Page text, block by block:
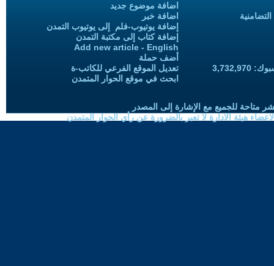
اضافة موضوع جديد
اضافة خبر
إضافة يوتيوب-فلم إلى يوتيوب التمدن
إضافة كتاب إلى مكتبة التمدن
Add new article - English
أضف حملة
تعديل الموقع الفرعي للكاتب-ة
ابحث في موقع الحوار المتمدن
متاحة للجميع مع الإشارة إلى المصدر
هيئة الادارة لا تعبر بالضرورة عن رأي الحوار المتمدن